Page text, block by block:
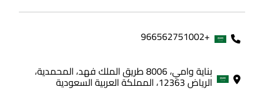
+966562751002
بناية وامي، 8006 طريق الملك فهد، المحمدية،
الرياض 12363، المملكة العربية السعودية